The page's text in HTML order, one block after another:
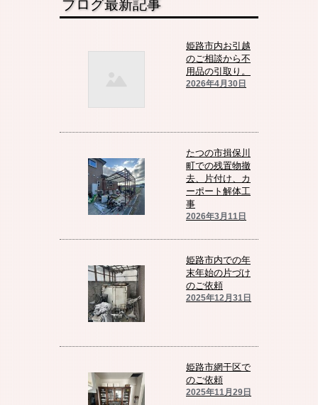
ブログ最新記事
姫路市内お引越
のご相談から不
用品の引取り。
2026年4月30日
たつの市揖保川
町での残置物撤
去、片付け、カ
ーポート解体工
事
2026年3月11日
姫路市内での年
末年始の片づけ
のご依頼
2025年12月31日
姫路市網干区で
のご依頼
2025年11月29日